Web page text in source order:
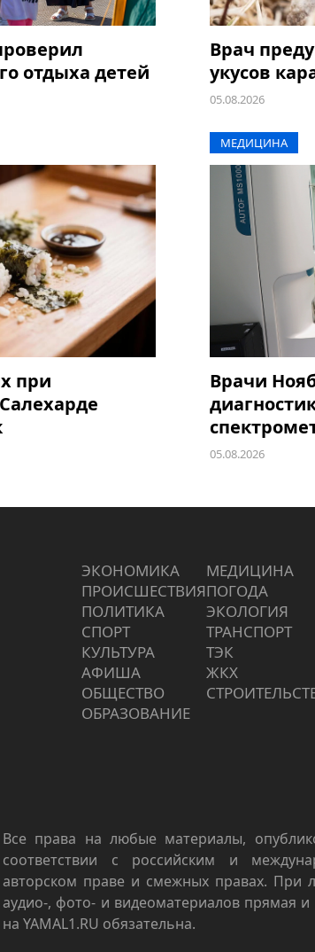
отдыха детей
Врач
укусов
05.08.2026
при
МЕДИЦИНА
Врачи
05.08.2026
ЭКОНОМИКА
ПРОИCШЕСТВИЯ
ПОЛИТИКА
СПОРТ
КУЛЬТУРА
АФИША
ОБЩЕСТВО
ОБРАЗОВАНИЕ
МЕДИЦИНА
ПОГОДА
ЭКОЛОГИЯ
ТРАНСПОРТ
ТЭК
ЖКХ
Все права на любые материалы,
соответствии с российским и
авторском праве и смежных правах. При
аудио-, фото- и видеоматериалов прямая и
на YAMAL1.RU обязательна.